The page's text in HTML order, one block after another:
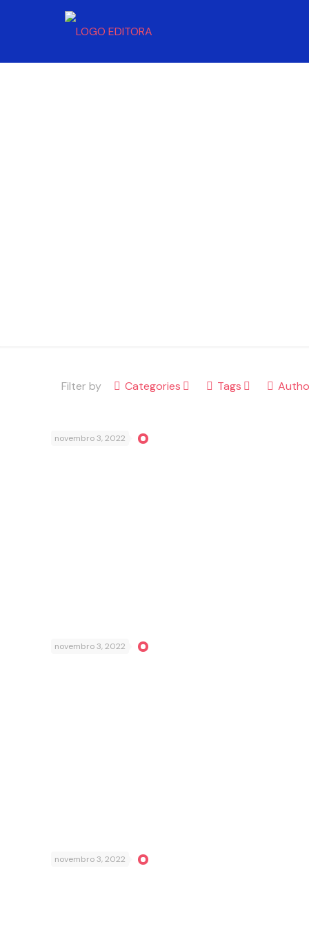
Filter by Categories Tags
novembro 3, 2022
novembro 3, 2022
novembro 3, 2022